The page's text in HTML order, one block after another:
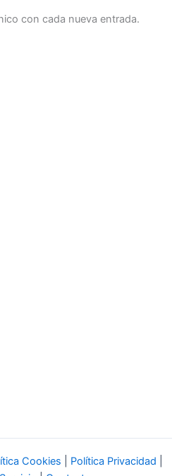
con cada nueva entrada.
Cookies Política Privacidad